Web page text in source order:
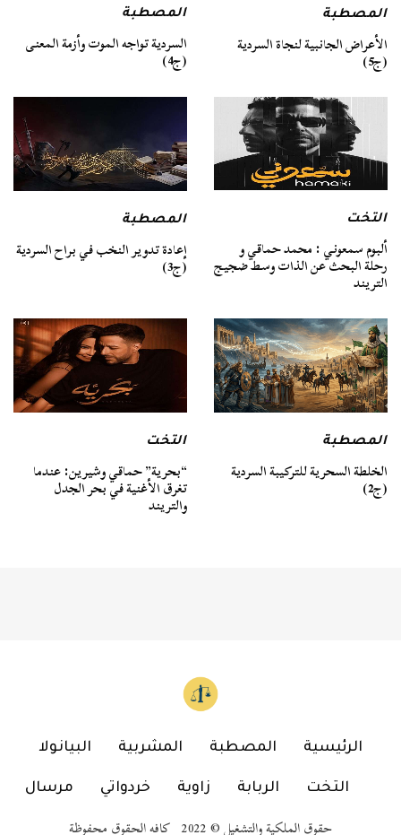
المصطبة
الأعراض الجانبية لنجاة السردية
(ج5)
المصطبة
السردية تواجه الموت وأزمة المعنى
(ج4)
التخت
ألبوم سمعوني : محمد حماقي و
رحلة البحث عن الذات وسط ضجيج
التريند
المصطبة
إعادة تدوير النخب في براح السردية
(ج3)
المصطبة
الخلطة السحرية للتركيبة السردية
(ج2)
التخت
“بحرية” حماقي وشيرين: عندما
تغرق الأغنية في بحر الجدل
والتريند
الرئيسية المصطبة المشربية البيانولا
التخت الربابة زاوية خردواتي مرسال
حقوق الملكية والتشغيل © 2022 كافه الحقوق محفوظة